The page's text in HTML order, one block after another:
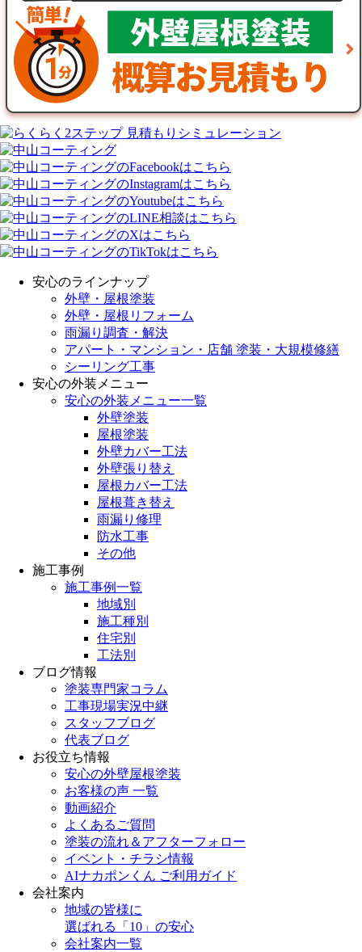
安心のラインナップ
外壁・屋根塗装
外壁・屋根リフォーム
雨漏り調査・解決
アパート・マンション・店舗 塗装・大規模修繕
シーリング工事
安心の外装メニュー
安心の外装メニュー一覧
外壁塗装
屋根塗装
外壁カバー工法
外壁張り替え
屋根カバー工法
屋根葺き替え
雨漏り修理
防水工事
その他
施工事例
施工事例一覧
地域別
施工種別
住宅別
工法別
ブログ情報
塗装専門家コラム
工事現場実況中継
スタッフブログ
代表ブログ
お役立ち情報
安心の外壁屋根塗装
お客様の声 一覧
動画紹介
よくあるご質問
塗装の流れ＆アフターフォロー
イベント・チラシ情報
AIナカポンくん ご利用ガイド
会社案内
地域の皆様に
選ばれる「10」の安心
会社案内一覧